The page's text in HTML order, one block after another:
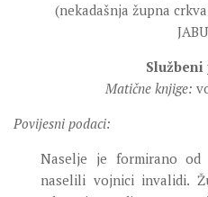
(nekadašnja župna
Matične knjige:
Povijesni podaci:
Naselje je formirano od
naselili vojnici invalidi.